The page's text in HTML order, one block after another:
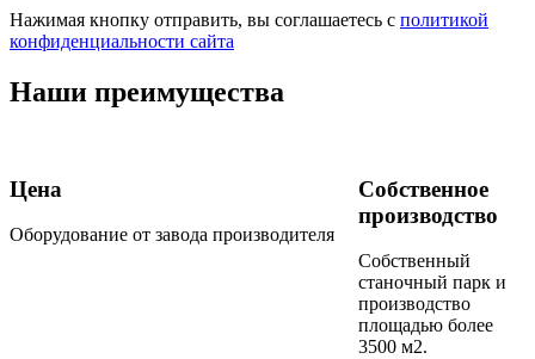
Нажимая кнопку отправить, вы соглашаетесь с политикой
конфиденциальности сайта
Наши преимущества
Цена
Оборудование от завода производителя
Собственное
производство
Собственный
станочный парк и
производство
площадью более
3500 м2.